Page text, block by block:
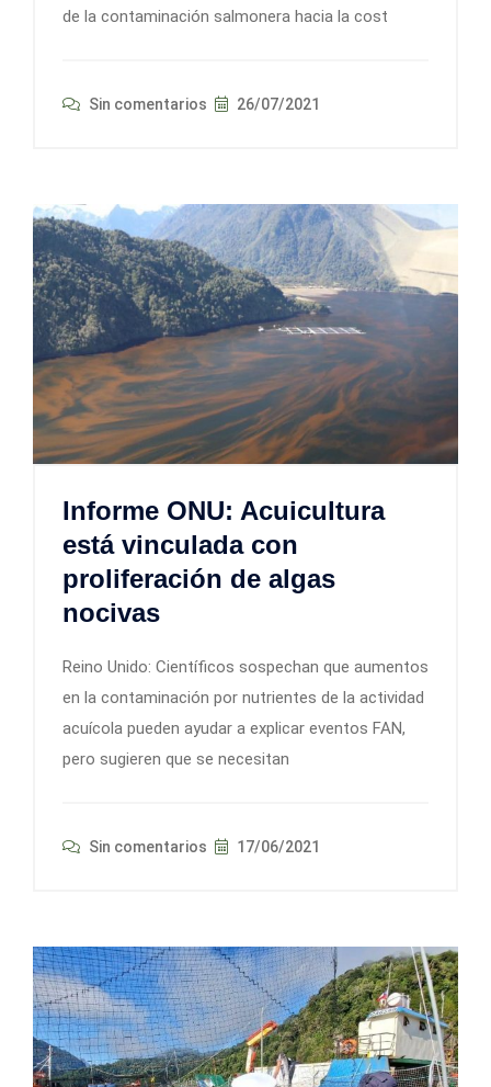
de la contaminación salmonera hacia la cost
Sin comentarios 26/07/2021
Informe ONU: Acuicultura
está vinculada con
proliferación de algas
nocivas
Reino Unido: Científicos sospechan que aumentos
en la contaminación por nutrientes de la actividad
acuícola pueden ayudar a explicar eventos FAN,
pero sugieren que se necesitan
Sin comentarios 17/06/2021